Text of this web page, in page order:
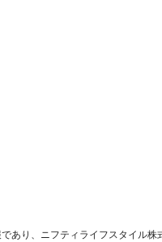
あり、ニフティライフスタイル